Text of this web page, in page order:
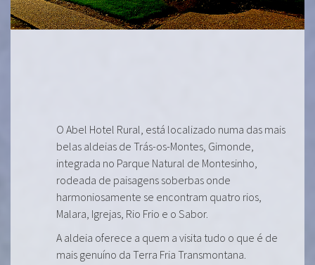
O Abel Hotel Rural, está localizado numa das mais
belas aldeias de Trás-os-Montes, Gimonde,
integrada no Parque Natural de Montesinho,
rodeada de paisagens soberbas onde
harmoniosamente se encontram quatro rios,
Malara, Igrejas, Rio Frio e o Sabor.
A aldeia oferece a quem a visita tudo o que é de
mais genuíno da Terra Fria Transmontana.